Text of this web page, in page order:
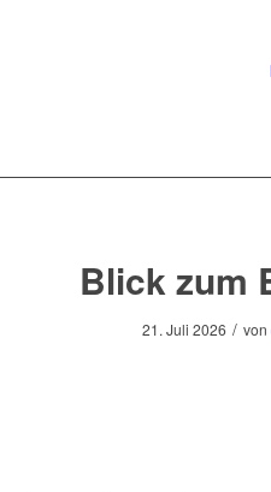
Blick zum
21. Juli 2026 / von